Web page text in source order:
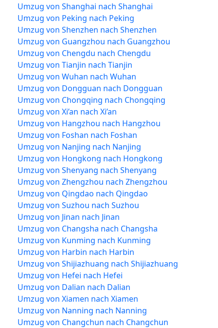
Umzug von Shanghai nach Shanghai
Umzug von Peking nach Peking
Umzug von Shenzhen nach Shenzhen
Umzug von Guangzhou nach Guangzhou
Umzug von Chengdu nach Chengdu
Umzug von Tianjin nach Tianjin
Umzug von Wuhan nach Wuhan
Umzug von Dongguan nach Dongguan
Umzug von Chongqing nach Chongqing
Umzug von Xi’an nach Xi’an
Umzug von Hangzhou nach Hangzhou
Umzug von Foshan nach Foshan
Umzug von Nanjing nach Nanjing
Umzug von Hongkong nach Hongkong
Umzug von Shenyang nach Shenyang
Umzug von Zhengzhou nach Zhengzhou
Umzug von Qingdao nach Qingdao
Umzug von Suzhou nach Suzhou
Umzug von Jinan nach Jinan
Umzug von Changsha nach Changsha
Umzug von Kunming nach Kunming
Umzug von Harbin nach Harbin
Umzug von Shijiazhuang nach Shijiazhuang
Umzug von Hefei nach Hefei
Umzug von Dalian nach Dalian
Umzug von Xiamen nach Xiamen
Umzug von Nanning nach Nanning
Umzug von Changchun nach Changchun